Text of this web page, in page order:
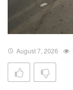
August 7, 2026